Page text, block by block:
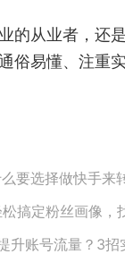
的从业者，还
俗易懂、注重
要选择做快手来
搞定粉丝画像，
升账号流量？3